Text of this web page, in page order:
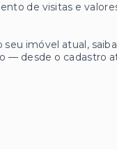
de visitas e
seu imóvel atual,
— desde o cadastro